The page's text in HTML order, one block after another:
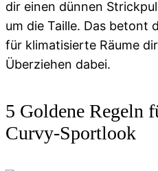
dir einen dünnen
um die Taille. Das betont
für klimatisierte Räume
Überziehen dabei.
5 Goldene Regeln
Curvy-Sportlook